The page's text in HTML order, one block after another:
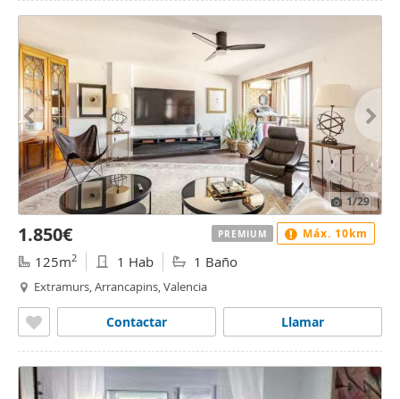
1/29
1.850€
125m2 1 Hab 1 Baño
Extramurs, Arrancapins, Valencia
Llamar
Contactar
PREMIUM Máx. 10km